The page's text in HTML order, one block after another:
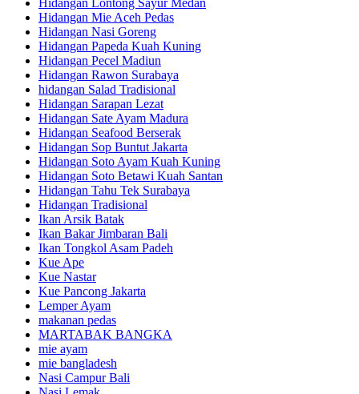
Hidangan Lontong Sayur Medan
Hidangan Mie Aceh Pedas
Hidangan Nasi Goreng
Hidangan Papeda Kuah Kuning
Hidangan Pecel Madiun
Hidangan Rawon Surabaya
hidangan Salad Tradisional
Hidangan Sarapan Lezat
Hidangan Sate Ayam Madura
Hidangan Seafood Berserak
Hidangan Sop Buntut Jakarta
Hidangan Soto Ayam Kuah Kuning
Hidangan Soto Betawi Kuah Santan
Hidangan Tahu Tek Surabaya
Hidangan Tradisional
Ikan Arsik Batak
Ikan Bakar Jimbaran Bali
Ikan Tongkol Asam Padeh
Kue Ape
Kue Nastar
Kue Pancong Jakarta
Lemper Ayam
makanan pedas
MARTABAK BANGKA
mie ayam
mie bangladesh
Nasi Campur Bali